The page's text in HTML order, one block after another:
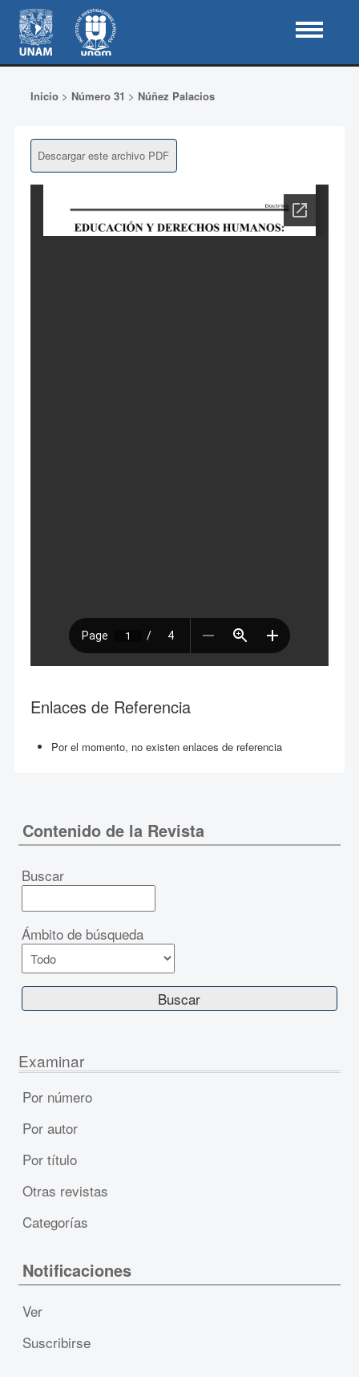
Inicio> Número 31 > Núñez Palacios
Descargar este archivo PDF
Enlaces de Referencia
Por el momento, no existen enlaces de referencia
Contenido de la Revista
Buscar
Ámbito de búsqueda
Examinar
Por número
Por autor
Por título
Otras revistas
Categorías
Notificaciones
Ver
Suscribirse